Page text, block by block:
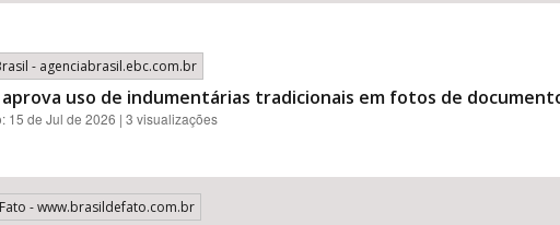
- agenciabrasil.ebc.com.br
aprova uso de indumentárias tradicionais em fotos de
15 de Jul de 2026 | 3 visualizações
- www.brasildefato.com.br